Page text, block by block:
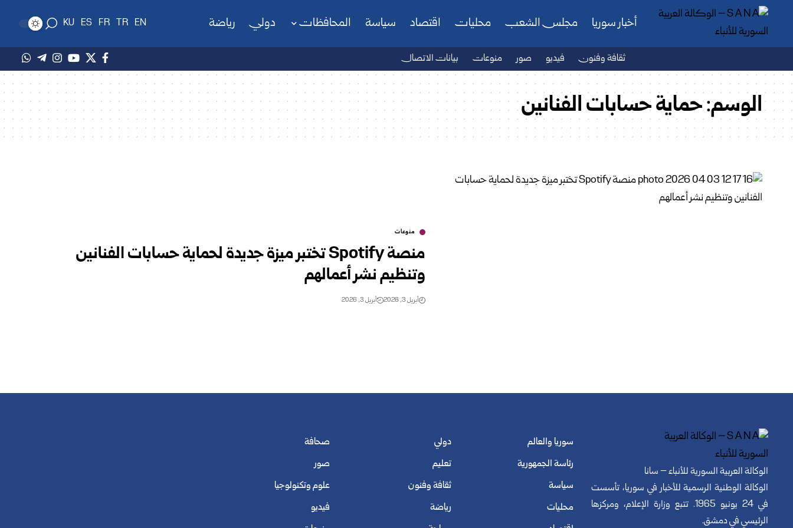
أخبار سوريا مجلس الشعب محليات اقتصاد سياسة المحافظات دولي رياضة EN
TR
FR
ES
KU
ثقافة وفنون فيديو صور منوعات بيانات الاتصال
الوسم:حماية حسابات الفنانين
منوعات
منصة Spotify تختبر ميزة جديدة لحماية حسابات الفنانين
وتنظيم نشر أعمالهم
أبريل 3, 2026 أبريل 3, 2026
الوكالة العربية السورية للأنباء – سانا
الوكالة الوطنية الرسمية للأخبار في سوريا، تأسست
في 24 يونيو 1965. تتبع وزارة الإعلام، ومركزها
الرئيسي في دمشق.
سوريا والعالم
رئاسة الجمهورية
سياسة
محليات
دولي
تعليم
ثقافة وفنون
رياضة
صحافة
صور
علوم وتكنولوجيا
فيديو